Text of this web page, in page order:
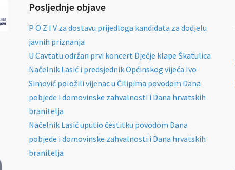
Posljednje objave
P O Z I V za dostavu prijedloga kandidata za dodjelu
javnih priznanja
U Cavtatu održan prvi koncert Dječje klape Škatulica
Načelnik Lasić i predsjednik Općinskog vijeća Ivo
Simović položili vijenac u Čilipima povodom Dana
pobjede i domovinske zahvalnosti i Dana hrvatskih
branitelja
Načelnik Lasić uputio čestitku povodom Dana
pobjede i domovinske zahvalnosti i Dana hrvatskih
branitelja